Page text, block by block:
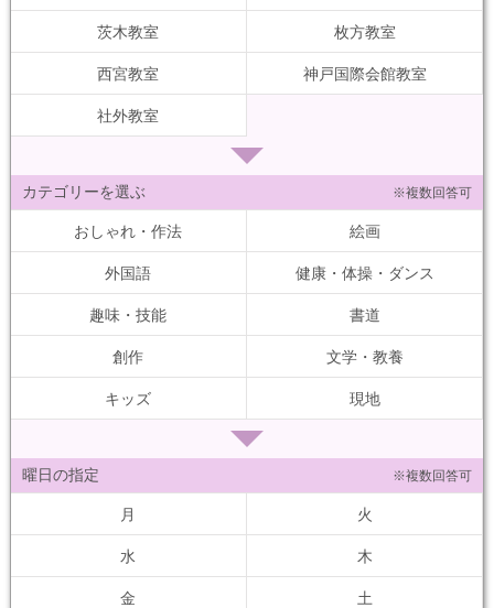
茨木教室 枚方教室
西宮教室 神戸国際会館教室
社外教室
カテゴリーを選ぶ ※複数回答可
おしゃれ・作法 絵画
外国語 健康・体操・ダンス
趣味・技能 書道
創作 文学・教養
キッズ 現地
曜日の指定 ※複数回答可
月 火
水 木
金 土